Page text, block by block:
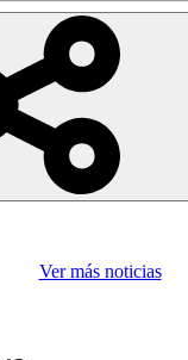
Ver más noticias